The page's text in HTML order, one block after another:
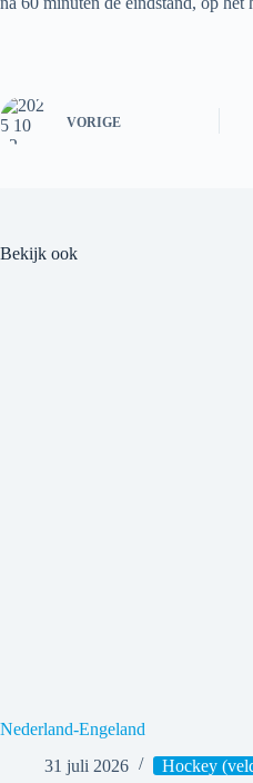
VORIGE
Bekijk ook
Nederland-Engeland
31 juli 2026
Hockey